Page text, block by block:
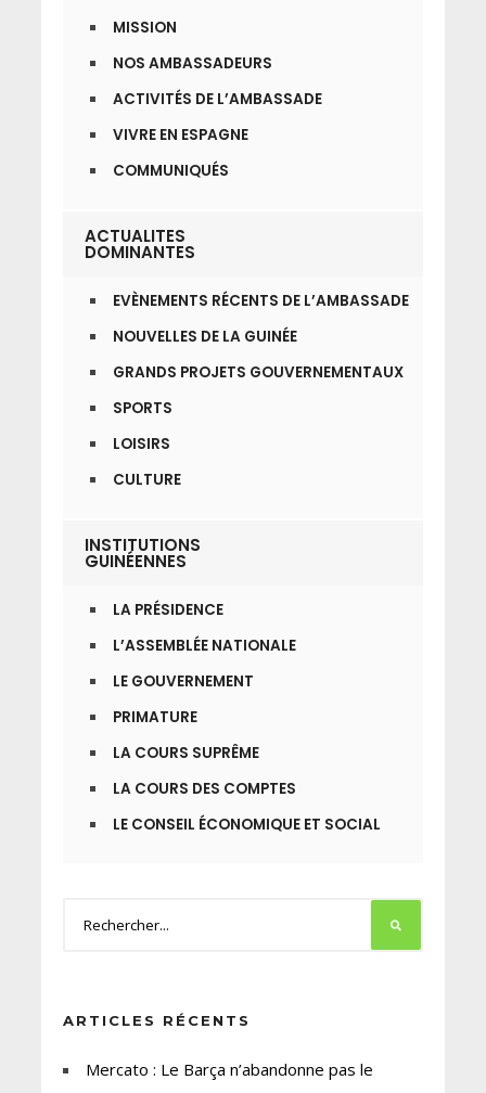
MISSION
NOS AMBASSADEURS
ACTIVITÉS DE L’AMBASSADE
VIVRE EN ESPAGNE
COMMUNIQUÉS
ACTUALITES
DOMINANTES
EVÈNEMENTS RÉCENTS DE L’AMBASSADE
NOUVELLES DE LA GUINÉE
GRANDS PROJETS GOUVERNEMENTAUX
SPORTS
LOISIRS
CULTURE
INSTITUTIONS
GUINÉENNES
LA PRÉSIDENCE
L’ASSEMBLÉE NATIONALE
LE GOUVERNEMENT
PRIMATURE
LA COURS SUPRÊME
LA COURS DES COMPTES
LE CONSEIL ÉCONOMIQUE ET SOCIAL
ARTICLES RÉCENTS
Mercato : Le Barça n’abandonne pas le